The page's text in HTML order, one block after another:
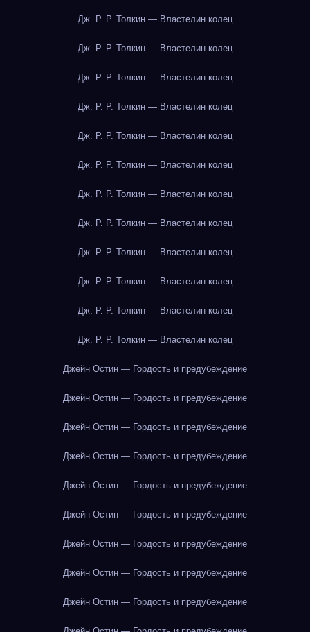
Дж. Р. Р. Толкин — Властелин колец
Дж. Р. Р. Толкин — Властелин колец
Дж. Р. Р. Толкин — Властелин колец
Дж. Р. Р. Толкин — Властелин колец
Дж. Р. Р. Толкин — Властелин колец
Дж. Р. Р. Толкин — Властелин колец
Дж. Р. Р. Толкин — Властелин колец
Дж. Р. Р. Толкин — Властелин колец
Дж. Р. Р. Толкин — Властелин колец
Дж. Р. Р. Толкин — Властелин колец
Дж. Р. Р. Толкин — Властелин колец
Дж. Р. Р. Толкин — Властелин колец
Джейн Остин — Гордость и предубеждение
Джейн Остин — Гордость и предубеждение
Джейн Остин — Гордость и предубеждение
Джейн Остин — Гордость и предубеждение
Джейн Остин — Гордость и предубеждение
Джейн Остин — Гордость и предубеждение
Джейн Остин — Гордость и предубеждение
Джейн Остин — Гордость и предубеждение
Джейн Остин — Гордость и предубеждение